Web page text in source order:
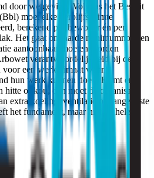
door wetgeving. Volgens het Besluit
moet elke verblijfsruimte
berekend per bewoner én per
Het gaat om harde minimumnormen
aantoonbaar moeten worden
verantwoordelijkheid bij de
een werkklimaat waarin
hun werk kunnen doen. Komt er
of kou, dan moet de organisatie
extra koeling, ventilatie of aangepaste
het fundament, maar niet de hele